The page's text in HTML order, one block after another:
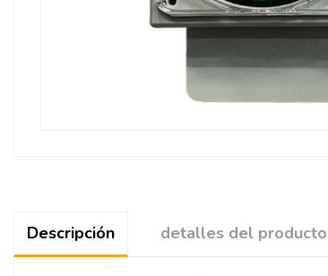
Descripción detalles del producto